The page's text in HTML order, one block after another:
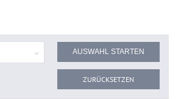
ZURÜCKSETZEN